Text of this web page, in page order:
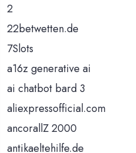
2
22betwetten.de
7Slots
a16z generative ai
ai chatbot bard 3
aliexpressofficial.com
ancorallZ 2000
antikaeltehilfe.de